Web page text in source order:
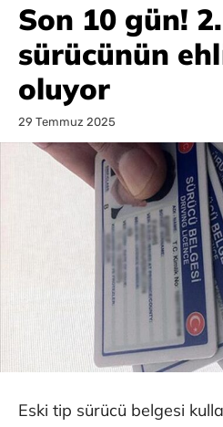
Son 10 gün!
sürücünün
oluyor
29 Temmuz 2025
Eski tip sürücü belgesi